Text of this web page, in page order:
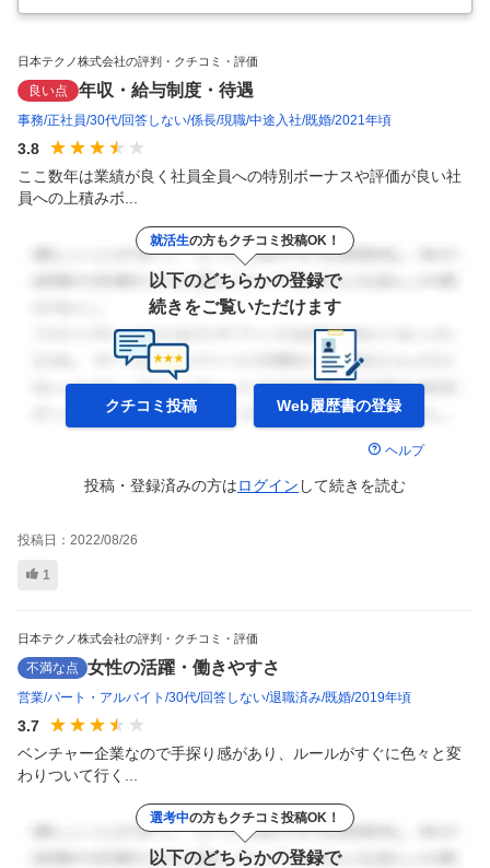
日本テクノ株式会社の評判・クチコミ・評価
良い点 年収・給与制度・待遇
事務 正社員 30代 回答しない 係長 現職 中途入社 既婚 2021年頃
3.8
ここ数年は業績が良く社員全員への特別ボーナスや評価が良い社
員への上積みボ...
就活生の方もクチコミ投稿OK！
以下のどちらかの登録で
続きをご覧いただけます
クチコミ投稿 Web履歴書の登録
ヘルプ
投稿・登録済みの方はログイン して続きを読む
投稿日： 2022/08/26
1
日本テクノ株式会社の評判・クチコミ・評価
不満な点 女性の活躍・働きやすさ
営業 パート・アルバイト 30代 回答しない 退職済み 既婚 2019年頃
3.7
ベンチャー企業なので手探り感があり、ルールがすぐに色々と変
わりついて行く...
選考中の方もクチコミ投稿OK！
以下のどちらかの登録で